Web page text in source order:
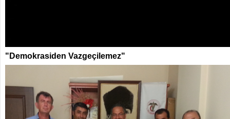
"Demokrasiden Vazgeçilemez"